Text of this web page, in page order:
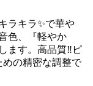
ラキラ✨で華や
色、『軽やか
ます。高品質‼ピ
めの精密な調整で